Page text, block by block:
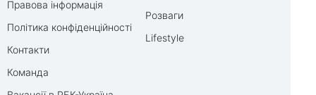
Правова інформація
Політика конфіденційності
Контакти
Команда
Розваги
Lifestyle